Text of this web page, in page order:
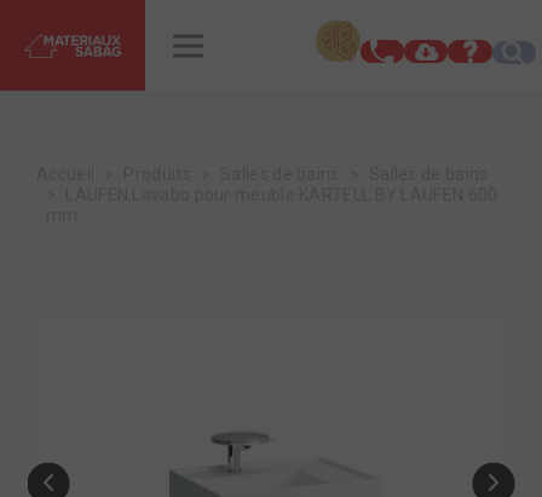
INSPIRATIONS RENDEZ-VOUS